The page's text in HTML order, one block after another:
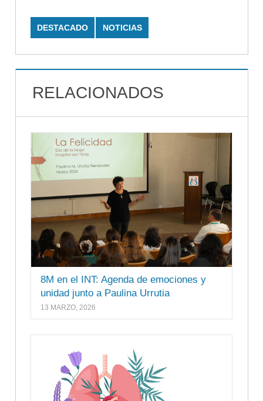
DESTACADO NOTICIAS
RELACIONADOS
8M en el INT: Agenda de emociones y
unidad junto a Paulina Urrutia
13 MARZO, 2026